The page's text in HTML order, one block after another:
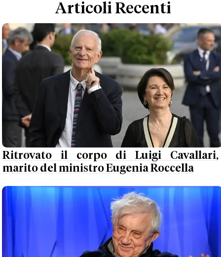
Articoli Recenti
Ritrovato il corpo di Luigi Cavallari,
marito del ministro Eugenia Roccella